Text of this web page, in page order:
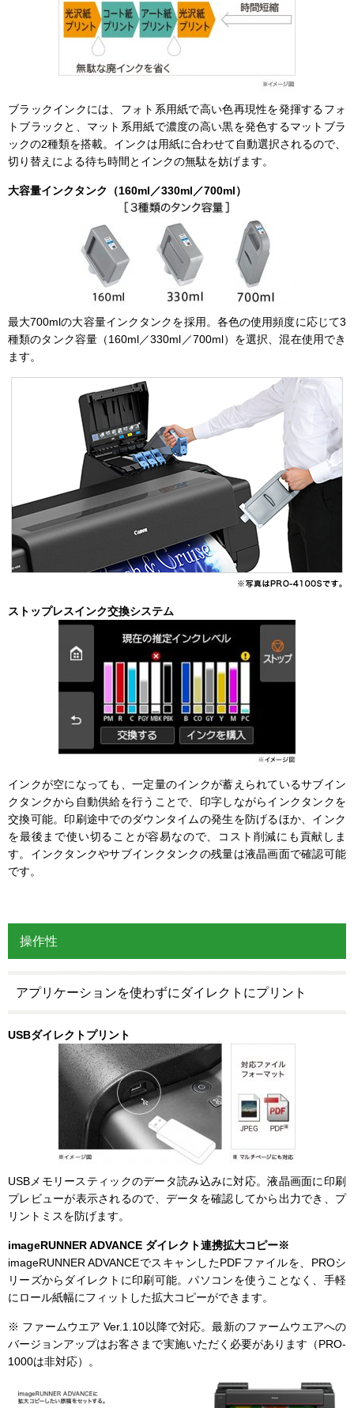
ブラックインクには、フォト系用紙で高い色再現性を発揮するフォ
トブラックと、マット系用紙で濃度の高い黒を発色するマットブラ
ックの2種類を搭載。インクは用紙に合わせて自動選択されるので、
切り替えによる待ち時間とインクの無駄を妨げます。
大容量インクタンク（160ml／330ml／700ml）
最大700mlの大容量インクタンクを採用。各色の使用頻度に応じて3
種類のタンク容量（160ml／330ml／700ml）を選択、混在使用でき
ます。
ストップレスインク交換システム
インクが空になっても、一定量のインクが蓄えられているサブイン
クタンクから自動供給を行うことで、印字しながらインクタンクを
交換可能。印刷途中でのダウンタイムの発生を防げるほか、インク
を最後まで使い切ることが容易なので、コスト削減にも貢献しま
す。インクタンクやサブインクタンクの残量は液晶画面で確認可能
です。
操作性
アプリケーションを使わずにダイレクトにプリント
USBダイレクトプリント
USBメモリースティックのデータ読み込みに対応。液晶画面に印刷
プレビューが表示されるので、データを確認してから出力でき、プ
リントミスを防げます。
imageRUNNER ADVANCE ダイレクト連携拡大コピー※
imageRUNNER ADVANCEでスキャンしたPDFファイルを、PROシ
リーズからダイレクトに印刷可能。パソコンを使うことなく、手軽
にロール紙幅にフィットした拡大コピーができます。
※ ファームウエア Ver.1.10以降で対応。最新のファームウエアへの
バージョンアップはお客さまで実施いただく必要があります（PRO-
1000は非対応）。